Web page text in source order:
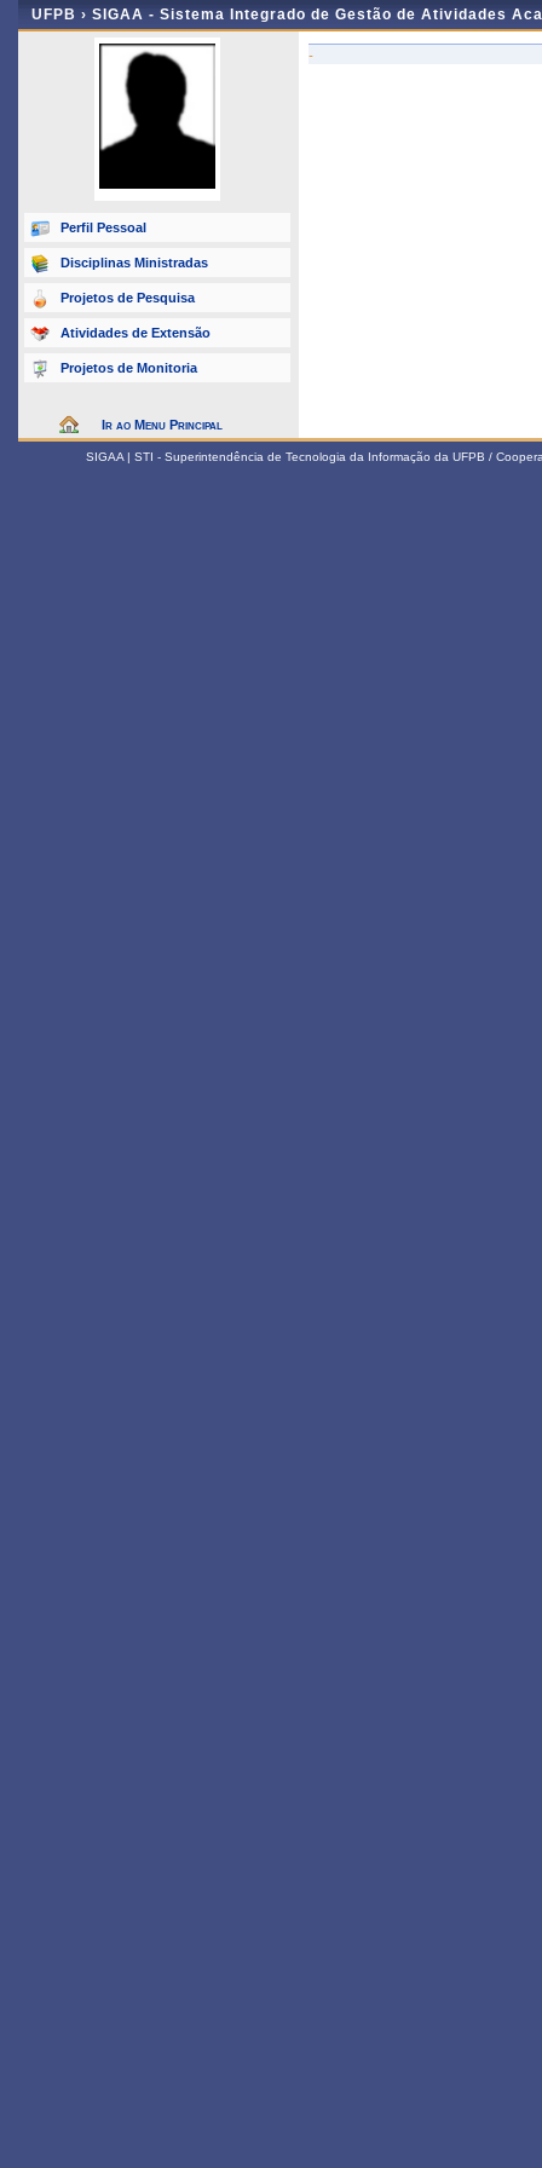
UFPB › SIGAA - Sistema Integrado de Gestão de Atividades
Perfil Pessoal
Disciplinas Ministradas
Projetos de Pesquisa
Atividades de Extensão
Projetos de Monitoria
Ir ao Menu Principal
-
SIGAA | STI - Superintendência de Tecnologia da Informação da UFPB /